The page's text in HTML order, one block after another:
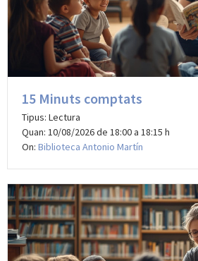
15 Minuts comptats
Tipus: Lectura
Quan: 10/08/2026 de 18:00 a 18:15 h
On: Biblioteca Antonio Martín